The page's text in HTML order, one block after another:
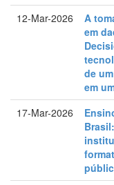
12-Mar-2026
A
em
de
em
17-Mar-2026